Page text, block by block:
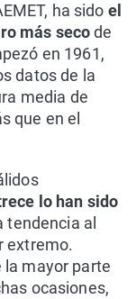
ha sido el
más secode
en 1961,
datos de la
media de
que en el
lo han sido
tendencia al
extremo.
la mayor parte
ocasiones,